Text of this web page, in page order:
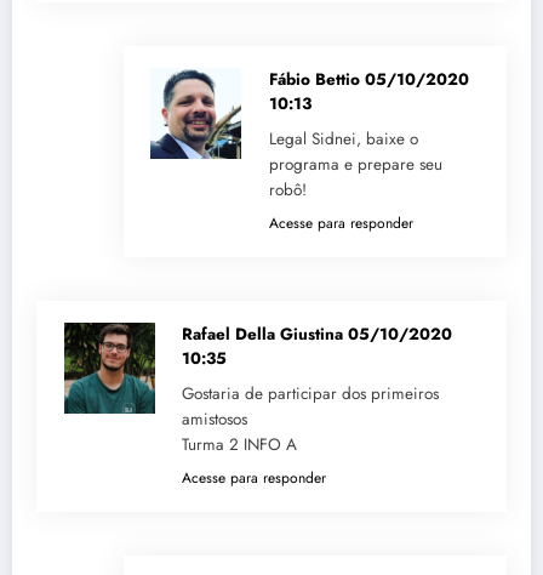
Fábio Bettio 05/10/2020
10:13
Legal Sidnei, baixe o
programa e prepare seu
robô!
Acesse para responder
Rafael Della Giustina 05/10/2020
10:35
Gostaria de participar dos primeiros
amistosos
Turma 2 INFO A
Acesse para responder